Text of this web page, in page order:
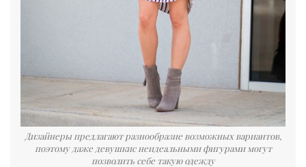
Дизайнеры предлагают разнообразие возможных вариантов,
поэтому даже девушкис неидеальными фигурами могут
позволить себе такую одежду